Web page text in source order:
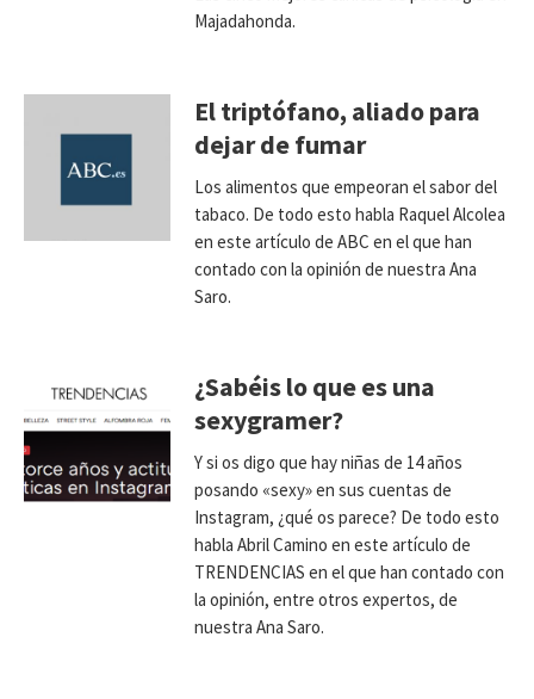
Majadahonda.
El triptófano, aliado para
dejar de fumar
Los alimentos que empeoran el sabor del
tabaco. De todo esto habla Raquel Alcolea
en este artículo de ABC en el que han
contado con la opinión de nuestra Ana
Saro.
¿Sabéis lo que es una
sexygramer?
Y si os digo que hay niñas de 14 años
posando «sexy» en sus cuentas de
Instagram, ¿qué os parece? De todo esto
habla Abril Camino en este artículo de
TRENDENCIAS en el que han contado con
la opinión, entre otros expertos, de
nuestra Ana Saro.